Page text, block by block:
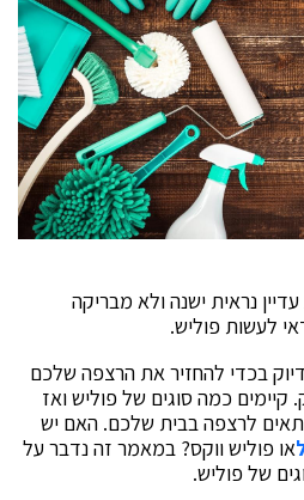
נראית ישנה ולא מבריקה
לעשות פוליש.
בכדי להחזיר את הרצפה שלכם
כמה סוגים של פוליש ואז
לרצפה בבית שלכם. האם יש
או פוליש ווקס? במאמר זה נדבר על
של פוליש.